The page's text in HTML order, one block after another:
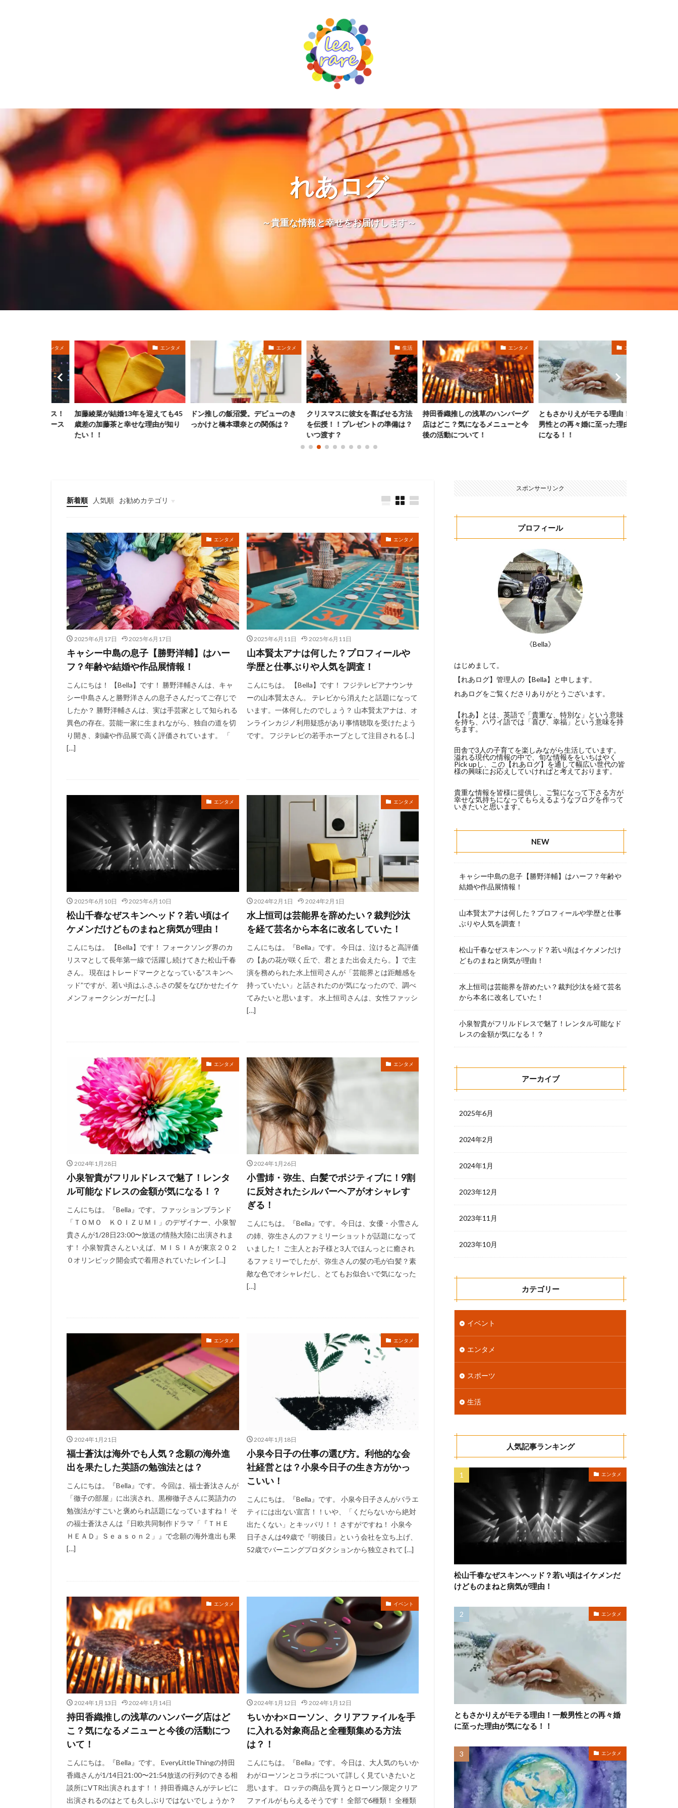
れあログ
～貴重な情報と幸せをお届けします～
エンタメ
加藤綾菜が結婚13年を迎えても45
歳差の加藤茶と幸せな理由が知り
たい！！
エンタメ
ドン推しの飯沼愛。デビューのき
っかけと橋本環奈との関係は？
クリスマスに彼女を喜ばせる方法
を伝授！！プレゼントの準備は？
いつ渡す？
エンタメ
持田香織推しの浅草のハンバーグ
店はどこ？気になるメニューと今
後の活動について！
エンタメ
ともさかりえがモテる理由！一般
男性との再々婚に至った理由が気
になる！！
新着順 人気順
お勧めカテゴリ
女優
アーティスト
映画
エンタメ
2025年6月17日 2025年6月17日
キャシー中島の息子【勝野洋輔】はハー
フ？年齢や結婚や作品展情報！
こんにちは！ 【Bella】です！ 勝野洋輔さんは、キャ
シー中島さんと勝野洋さんの息子さんだってご存じで
したか？ 勝野洋輔さんは、実は手芸家として知られる
異色の存在。芸能一家に生まれながら、独自の道を切
り開き、刺繍や作品展で高く評価されています。 「
[…]
エンタメ
2025年6月11日 2025年6月11日
山本賢太アナは何した？プロフィールや
学歴と仕事ぶりや人気を調査！
こんにちは。 【Bella】です！ フジテレビアナウンサ
ーの山本賢太さん。 テレビから消えたと話題になって
います。一体何したのでしょう？ 山本賢太アナは、オ
ンラインカジノ利用疑惑があり事情聴取を受けたよう
です。 フジテレビの若手ホープとして注目される […]
エンタメ
2025年6月10日 2025年6月10日
松山千春なぜスキンヘッド？若い頃はイ
ケメンだけどものまねと病気が理由！
こんにちは。 【Bella】です！ フォークソング界のカ
リスマとして長年第一線で活躍し続けてきた松山千春
さん。 現在はトレードマークとなっている”スキンヘ
ッド”ですが、若い頃はふさふさの髪をなびかせたイケ
メンフォークシンガーだ […]
エンタメ
2024年2月1日 2024年2月1日
水上恒司は芸能界を辞めたい？裁判沙汰
を経て芸名から本名に改名していた！
こんにちは。『Bella』です。 今日は、泣けると高評価
の【あの花が咲く丘で、君とまた出会えたら。】で主
演を務められた水上恒司さんが「芸能界とは距離感を
持っていたい」と話されたのが気になったので、調べ
てみたいと思います。 水上恒司さんは、女性ファッシ
[…]
エンタメ
2024年1月28日
小泉智貴がフリルドレスで魅了！レンタ
ル可能なドレスの金額が気になる！？
こんにちは。『Bella』です。 ファッションブランド
「ＴＯＭＯ ＫＯＩＺＵＭＩ」のデザイナー、小泉智
貴さんが1/28日23:00〜放送の情熱大陸に出演されま
す！ 小泉智貴さんといえば、ＭＩＳＩＡが東京２０２
０オリンピック開会式で着用されていたレイン […]
エンタメ
2024年1月26日
小雪姉・弥生、白髪でポジティブに！9割
に反対されたシルバーヘアがオシャレす
ぎる！
こんにちは。『Bella』です。 今日は、女優・小雪さん
の姉、弥生さんのファミリーショットが話題になって
いました！ ご主人とお子様と3人でほんっとに癒され
るファミリーでしたが、弥生さんの髪の毛が白髪？素
敵な色でオシャレだし、とてもお似合いで気になった
[…]
エンタメ
2024年1月21日
福士蒼汰は海外でも人気？念願の海外進
出を果たした英語の勉強法とは？
こんにちは。『Bella』です。 今回は、福士蒼汰さんが
「徹子の部屋」に出演され、黒柳徹子さんに英語力の
勉強法がすごいと褒められ話題になっていますね！ そ
の福士蒼汰さんは『日欧共同制作ドラマ「『ＴＨＥ
ＨＥＡＤ』Ｓｅａｓｏｎ２」』で念願の海外進出も果
[…]
エンタメ
2024年1月18日
小泉今日子の仕事の選び方。利他的な会
社経営とは？小泉今日子の生き方がかっ
こいい！
こんにちは。『Bella』です。 小泉今日子さんがバラエ
ティには出ない宣言！！いや、「くだらないから絶対
出たくない」とキッパリ！！ さすがですね！ 小泉今
日子さんは49歳で『明後日』という会社を立ち上げ、
52歳でバーニングプロダクションから独立されて […]
エンタメ
2024年1月13日 2024年1月14日
持田香織推しの浅草のハンバーグ店はど
こ？気になるメニューと今後の活動につ
いて！
こんにちは。『Bella』です。 EveryLittleThingの持田
香織さんが1/14日21:00〜21:54放送の行列のできる相
談所にVTR出演されます！！ 持田香織さんがテレビに
出演されるのはとても久しぶりではないでしょうか？
イベント
2024年1月12日 2024年1月12日
ちいかわ×ローソン、クリアファイルを手
に入れる対象商品と全種類集める方法
は？！
こんにちは。『Bella』です。 今日は、大人気のちいか
わがローソンとコラボについて詳しく見ていきたいと
思います。 ロッテの商品を買うとローソン限定クリア
ファイルがもらえるそうです！ 全部で6種類！ 全種類
スポンサーリンク
プロフィール
《Bella》
はじめまして。
【れあログ】管理人の【Bella】と申します。
れあログをご覧くださりありがとうございます。
【れあ】とは、英語で「貴重な、特別な」という意味
を持ち、ハワイ語では「喜び、幸福」という意味を持
ちます。
田舎で3人の子育てを楽しみながら生活しています。
溢れる現代の情報の中で、旬な情報ををいちはやく
Pick upし、この【れあログ】を通して幅広い世代の皆
様の興味にお応えしていければと考えております。
貴重な情報を皆様に提供し、ご覧になって下さる方が
幸せな気持ちになってもらえるようなブログを作って
いきたいと思います。
NEW
キャシー中島の息子【勝野洋輔】はハーフ？年齢や
結婚や作品展情報！
山本賢太アナは何した？プロフィールや学歴と仕事
ぶりや人気を調査！
松山千春なぜスキンヘッド？若い頃はイケメンだけ
どものまねと病気が理由！
水上恒司は芸能界を辞めたい？裁判沙汰を経て芸名
から本名に改名していた！
小泉智貴がフリルドレスで魅了！レンタル可能なド
レスの金額が気になる！？
アーカイブ
2025年6月
2024年2月
2024年1月
2023年12月
2023年11月
2023年10月
カテゴリー
イベント
エンタメ
スポーツ
生活
人気記事ランキング
エンタメ
松山千春なぜスキンヘッド？若い頃はイケメンだ
けどものまねと病気が理由！
エンタメ
ともさかりえがモテる理由！一般男性との再々婚
に至った理由が気になる！！
エンタメ